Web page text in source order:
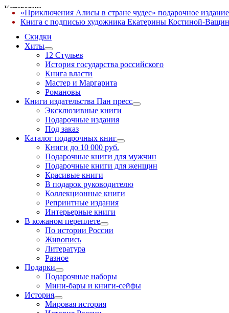
Категории
Скидки
Хиты
12 Стульев
История государства российского
Книга власти
Мастер и Маргарита
Романовы
Книги издательства Пан пресс
Эксклюзивные книги
Подарочные издания
Под заказ
Каталог подарочных книг
Книги до 10 000 руб.
Подарочные книги для мужчин
Подарочные книги для женщин
Красивые книги
В подарок руководителю
Коллекционные книги
Репринтные издания
Интерьерные книги
В кожаном переплете
По истории России
Живопись
Литература
Разное
Подарки
Подарочные наборы
Мини-бары и книги-сейфы
История
Мировая история
«Приключения Алисы в стране чудес» подарочное издание
Книга с подписью художника Екатерины Костиной-